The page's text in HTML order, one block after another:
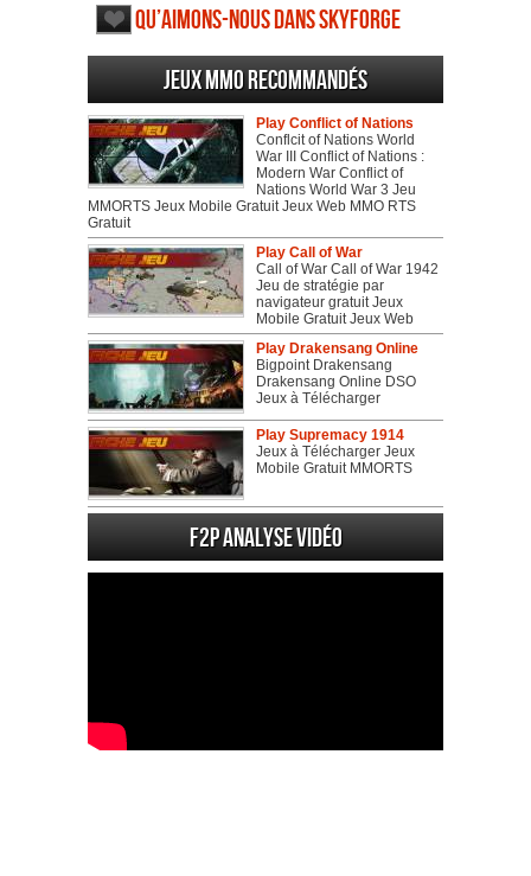
Qu’aimons-nous dans Skyforge
Jeux MMO recommandés
Play Conflict of Nations
Conflcit of Nations World
War III Conflict of Nations :
Modern War Conflict of
Nations World War 3 Jeu
MMORTS Jeux Mobile Gratuit Jeux Web MMO RTS
Gratuit
Play Call of War
Call of War Call of War 1942
Jeu de stratégie par
navigateur gratuit Jeux
Mobile Gratuit Jeux Web
Play Drakensang Online
Bigpoint Drakensang
Drakensang Online DSO
Jeux à Télécharger
Play Supremacy 1914
Jeux à Télécharger Jeux
Mobile Gratuit MMORTS
F2P Analyse vidéo